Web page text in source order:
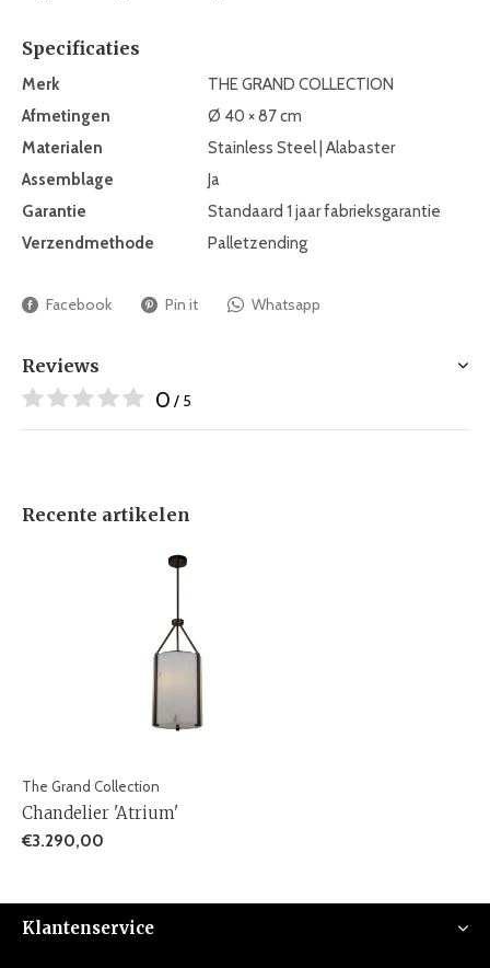
Specificaties
Merk
THE GRAND COLLECTION
Afmetingen
Ø 40 × 87 cm
Materialen
Stainless Steel | Alabaster
Assemblage
Ja
Garantie
Standaard 1 jaar fabrieksgarantie
Verzendmethode
Palletzending
Facebook Pin it Whatsapp
Reviews
0 / 5
Recente artikelen
The Grand Collection
Chandelier 'Atrium'
€3.290,00
Klantenservice